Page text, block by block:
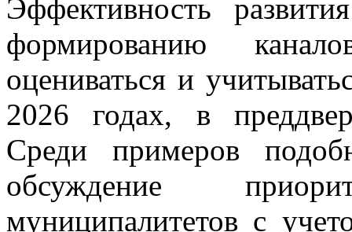
Эффективность
формированию
оцениваться и
2026 годах, в
Среди примеров
обсуждение
муниципалитетов с